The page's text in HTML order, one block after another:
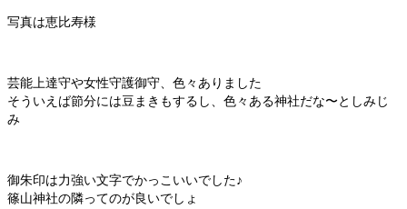
写真は恵比寿様
芸能上達守や女性守護御守、色々ありました
そういえば節分には豆まきもするし、色々ある神社だな〜としみじ
み
御朱印は力強い文字でかっこいいでした♪
篠山神社の隣ってのが良いでしょ